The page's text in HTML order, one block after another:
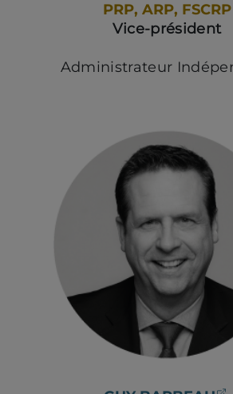
PRP, ARP, FSCRP
Vice-président
Administrateur